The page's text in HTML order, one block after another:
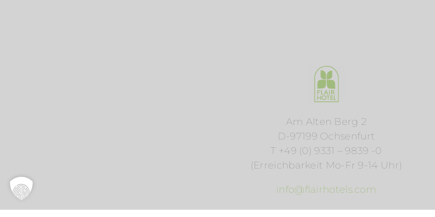
Am Alten Berg 2
D-97199 Ochsenfurt
T +49 (0) 9331 – 9839 -0
(Erreichbarkeit Mo-Fr 9-14 Uhr)
info@flairhotels.com